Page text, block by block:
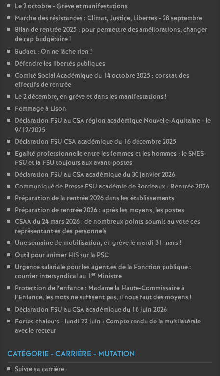
Le 2 octobre - Grève et manifestations
Marche des résistances : Climat, Justice, Libertés - 28 septembre
Bilan de rentrée 2025 : pour permettre des améliorations, changer
de cap budgétaire!
Budget : On ne lâche rien !
Défendre les libertés publiques
Comité Social Académique du 14 octobre 2025 : constat des
effectifs de rentrée
Le 2 décembre, en grève et dans les manifestations !
Femmage à Lison
Déclaration FSU au CSA région académique Nouvelle-Aquitaine - le
9/12/2025
Déclaration FSU CSA académique du 16 décembre 2025
Egalité professionnelle entre les femmes et les hommes : le SNES-
FSU et la FSU toujours aux avant-postes
Déclaration FSU au CSA académique du 30 janvier 2026
Communiqué de Presse FSU académie de Bordeaux - Rentrée 2026
Préparation de la rentrée 2026 dans les établissements
Préparation de rentrée 2026 : après les moyens, les postes
CSAA du 24 mars 2026 : de nombreux points soumis au vote des
représentant·es des personnels
Une semaine de mobilisation, en grève le mardi 31 mars !
Outil pour animer HIS sur la PSC
Urgence salariale pour les agent.es de la Fonction publique :
courrier intersyndical au 1 er Ministre
Protection de l’enfance : Madame la Haute-Commissaire à
l’Enfance, les mots ne suffisent pas, il nous faut des moyens !
Déclaration FSU au CSA académique du 18 juin 2026
Fortes chaleurs - lundi 22 juin : Compte rendu de la multilatérale
avec le recteur
CATÉGORIE - CARRIÈRE - MUTATION
Suivre sa carrière